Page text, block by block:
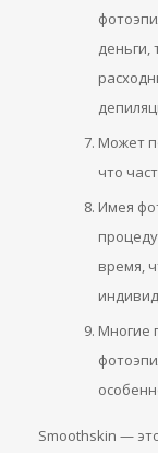
деньги,
Может
что
Имея
время,
Многие
Smoothskin —